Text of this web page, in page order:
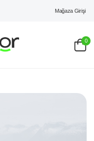
Mağaza Girişi
0